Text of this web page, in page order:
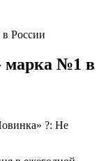
России
марка №1 в
?: Не